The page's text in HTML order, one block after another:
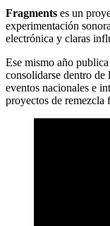
Fragments es un
experimentación
electrónica y claras
Ese mismo año publica
consolidarse dentro de
eventos nacionales e
proyectos de remezcla